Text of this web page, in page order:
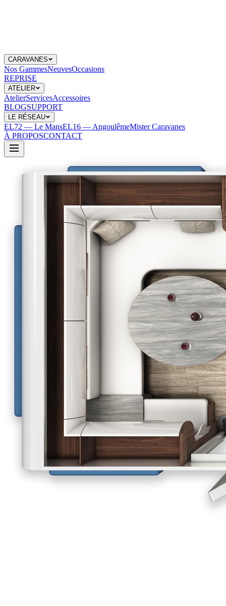
CARAVANES
Nos GammesNeuvesOccasions
REPRISE
ATELIER
AtelierServicesAccessoires
BLOGSUPPORT
LE RÉSEAU
EL72 — Le MansEL16 — AngoulêmeMister Caravanes
À PROPOSCONTACT